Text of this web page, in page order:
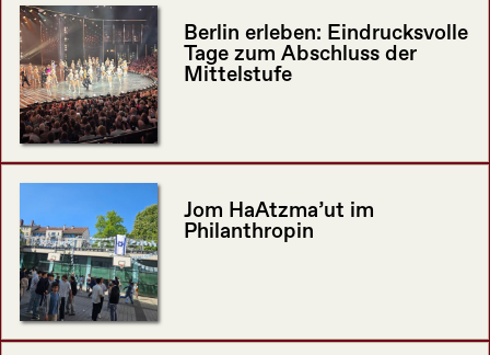
Berlin erleben: Eindrucksvolle
Tage zum Abschluss der
Mittelstufe
Jom HaAtzma’ut im
Philanthropin